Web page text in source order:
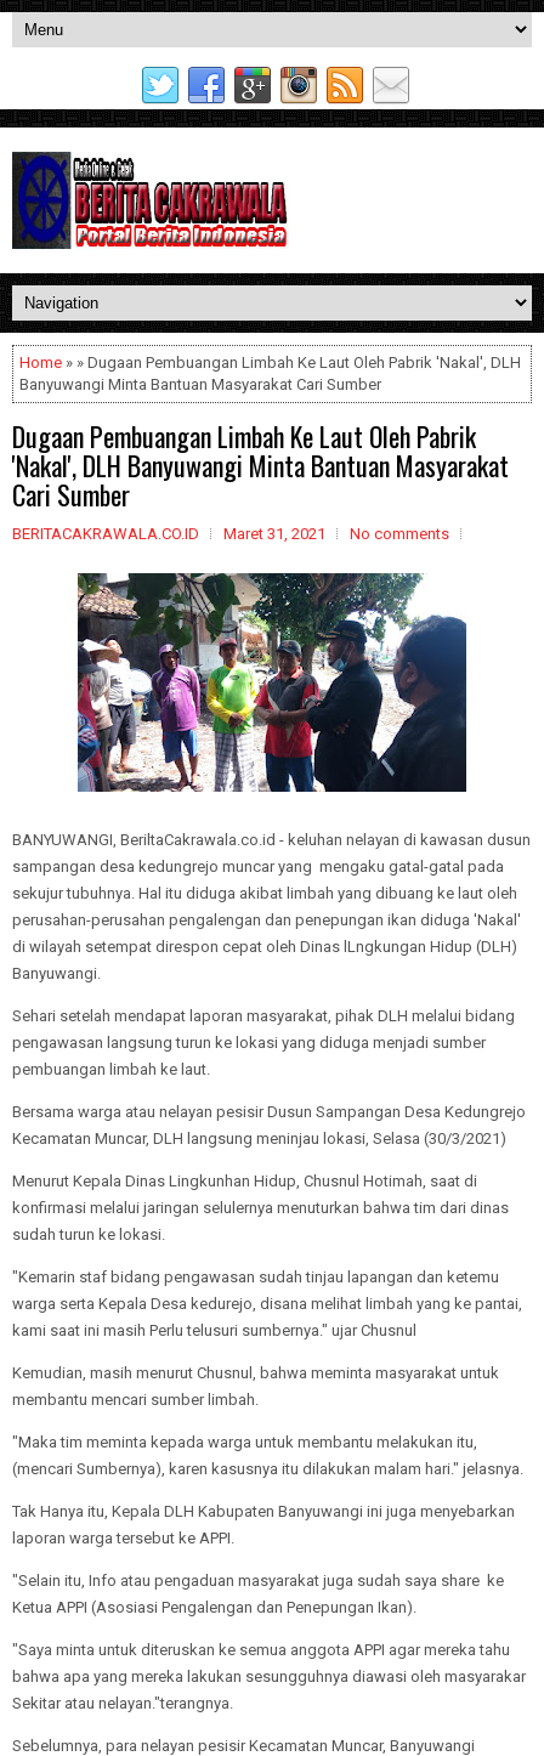
Home » » Dugaan Pembuangan Limbah Ke Laut Oleh Pabrik 'Nakal', DLH
Banyuwangi Minta Bantuan Masyarakat Cari Sumber
Dugaan Pembuangan Limbah Ke Laut Oleh Pabrik
'Nakal', DLH Banyuwangi Minta Bantuan Masyarakat
Cari Sumber
BERITACAKRAWALA.CO.ID Maret 31, 2021 No comments
BANYUWANGI, BeriltaCakrawala.co.id - keluhan nelayan di kawasan dusun
sampangan desa kedungrejo muncar yang mengaku gatal-gatal pada
sekujur tubuhnya. Hal itu diduga akibat limbah yang dibuang ke laut oleh
perusahan-perusahan pengalengan dan penepungan ikan diduga 'Nakal'
di wilayah setempat direspon cepat oleh Dinas lLngkungan Hidup (DLH)
Banyuwangi.
Sehari setelah mendapat laporan masyarakat, pihak DLH melalui bidang
pengawasan langsung turun ke lokasi yang diduga menjadi sumber
pembuangan limbah ke laut.
Bersama warga atau nelayan pesisir Dusun Sampangan Desa Kedungrejo
Kecamatan Muncar, DLH langsung meninjau lokasi, Selasa (30/3/2021)
Menurut Kepala Dinas Lingkunhan Hidup, Chusnul Hotimah, saat di
konfirmasi melalui jaringan selulernya menuturkan bahwa tim dari dinas
sudah turun ke lokasi.
"Kemarin staf bidang pengawasan sudah tinjau lapangan dan ketemu
warga serta Kepala Desa kedurejo, disana melihat limbah yang ke pantai,
kami saat ini masih Perlu telusuri sumbernya." ujar Chusnul
Kemudian, masih menurut Chusnul, bahwa meminta masyarakat untuk
membantu mencari sumber limbah.
"Maka tim meminta kepada warga untuk membantu melakukan itu,
(mencari Sumbernya), karen kasusnya itu dilakukan malam hari." jelasnya.
Tak Hanya itu, Kepala DLH Kabupaten Banyuwangi ini juga menyebarkan
laporan warga tersebut ke APPI.
"Selain itu, Info atau pengaduan masyarakat juga sudah saya share ke
Ketua APPI (Asosiasi Pengalengan dan Penepungan Ikan).
"Saya minta untuk diteruskan ke semua anggota APPI agar mereka tahu
bahwa apa yang mereka lakukan sesungguhnya diawasi oleh masyarakar
Sekitar atau nelayan."terangnya.
Sebelumnya, para nelayan pesisir Kecamatan Muncar, Banyuwangi